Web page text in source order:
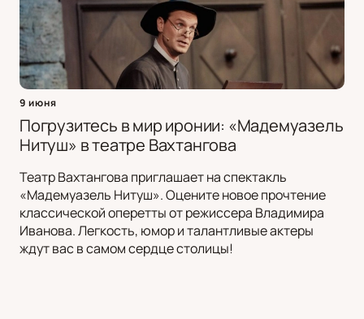
9 июня
Погрузитесь в мир иронии: «Мадемуазель
Нитуш» в театре Вахтангова
Театр Вахтангова приглашает на спектакль
«Мадемуазель Нитуш». Оцените новое прочтение
классической оперетты от режиссера Владимира
Иванова. Легкость, юмор и талантливые актеры
ждут вас в самом сердце столицы!